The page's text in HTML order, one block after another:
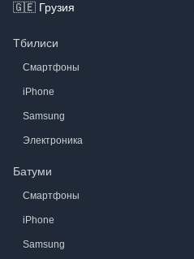
🇬🇪 Грузия
Тбилиси
Смартфоны
iPhone
Samsung
Электроника
Батуми
Смартфоны
iPhone
Samsung